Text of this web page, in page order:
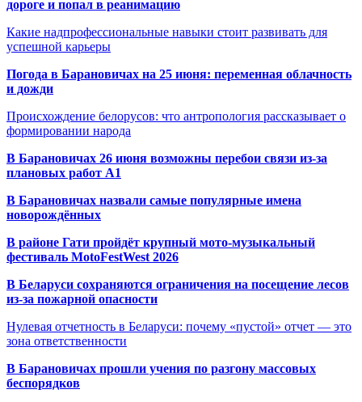
дороге и попал в реанимацию
Какие надпрофессиональные навыки стоит развивать для
успешной карьеры
Погода в Барановичах на 25 июня: переменная облачность
и дожди
Происхождение белорусов: что антропология рассказывает о
формировании народа
В Барановичах 26 июня возможны перебои связи из-за
плановых работ A1
В Барановичах назвали самые популярные имена
новорождённых
В районе Гати пройдёт крупный мото-музыкальный
фестиваль MotoFestWest 2026
В Беларуси сохраняются ограничения на посещение лесов
из-за пожарной опасности
Нулевая отчетность в Беларуси: почему «пустой» отчет — это
зона ответственности
В Барановичах прошли учения по разгону массовых
беспорядков